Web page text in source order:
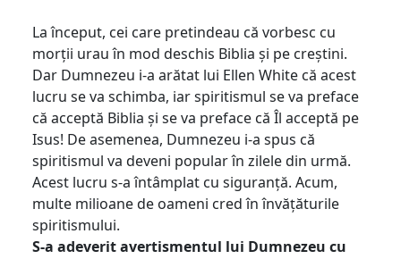
La început, cei care pretindeau că vorbesc cu
morții urau în mod deschis Biblia și pe creștini.
Dar Dumnezeu i-a arătat lui Ellen White că acest
lucru se va schimba, iar spiritismul se va preface
că acceptă Biblia și se va preface că Îl acceptă pe
Isus! De asemenea, Dumnezeu i-a spus că
spiritismul va deveni popular în zilele din urmă.
Acest lucru s-a întâmplat cu siguranță. Acum,
multe milioane de oameni cred în învățăturile
spiritismului.
S-a adeverit avertismentul lui Dumnezeu cu